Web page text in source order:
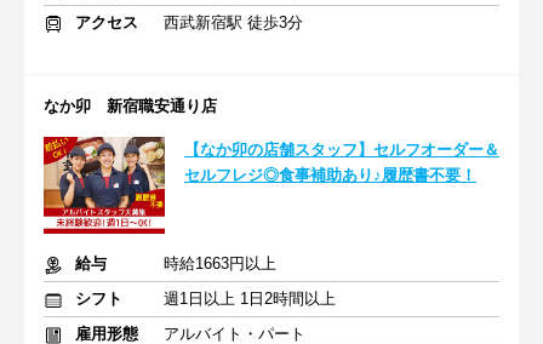
アクセス
西武新宿駅 徒歩3分
なか卯 新宿職安通り店
【なか卯の店舗スタッフ】セルフオーダー＆
セルフレジ◎食事補助あり♪履歴書不要！
給与
時給1663円以上
シフト
週1日以上 1日2時間以上
雇用形態
アルバイト・パート